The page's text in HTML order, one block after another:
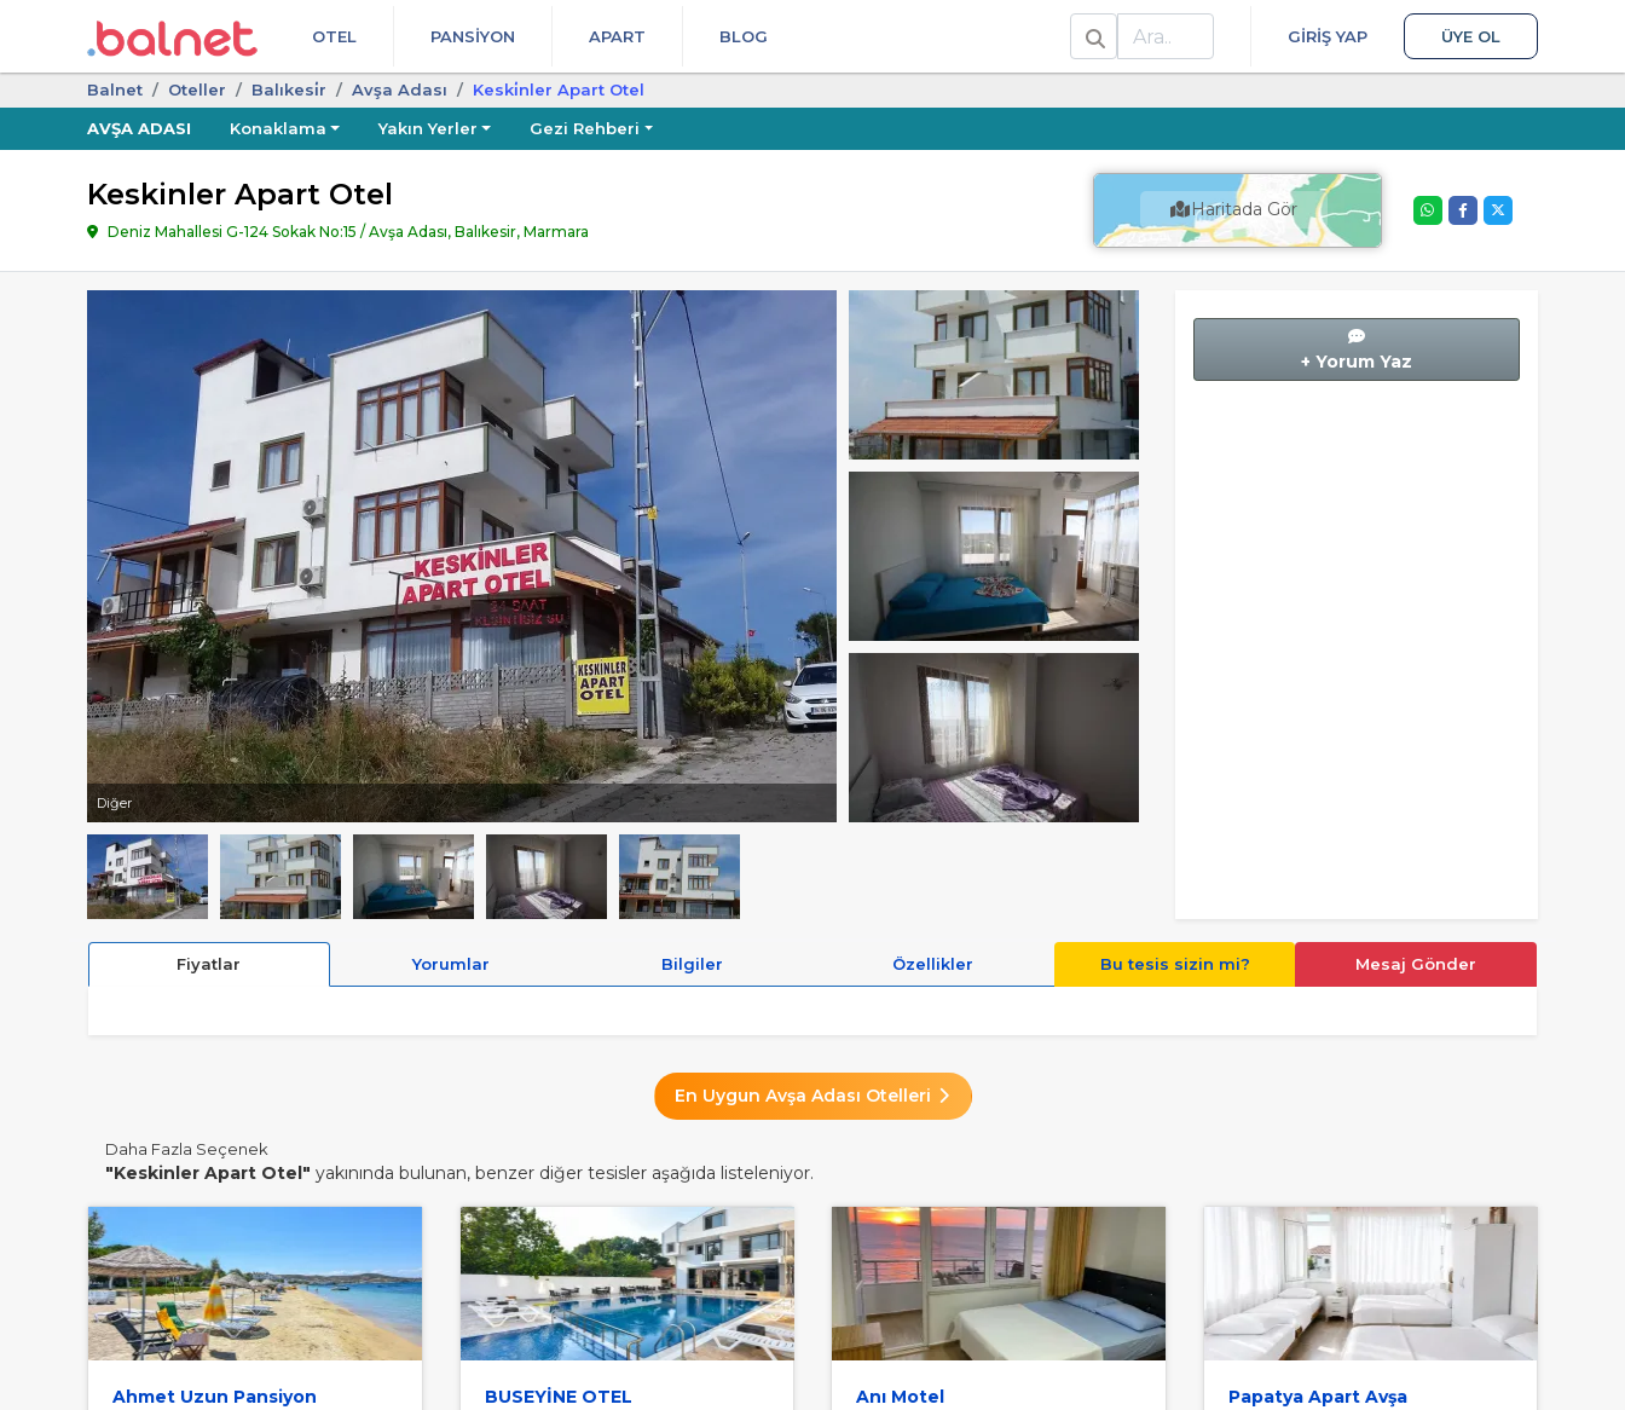
OTEL PANSIYON APART BLOG
Ara
GIRIŞ YAP ÜYE OL
Balnet Oteller Balıkesi̇r Avşa Adası
Keski̇nler Apart Otel
AVŞA ADASI
Konaklama Yakın Yerler Gezi Rehberi
Keskinler Apart Otel
Deniz Mahallesi G-124 Sokak No:15 / Avşa Adası, Balıkesir, Marmara
Haritada Gör
Diğer
+ Yorum Yaz
Fiyatlar Yorumlar Bilgiler Özellikler Bu tesis sizin mi? Mesaj Gönder
En Uygun Avşa Adası Otelleri
Daha Fazla Seçenek
"Keskinler Apart Otel" yakınında bulunan, benzer diğer tesisler aşağıda listeleniyor.
Ahmet Uzun Pansiyon BUSEYİNE OTEL Anı Motel Papatya Apart Avşa